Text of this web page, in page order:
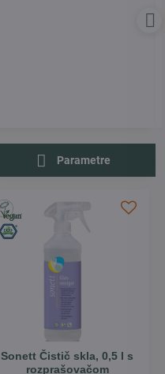
Parametre
Sonett Čistič skla, 0,5 l s
rozprašovačom